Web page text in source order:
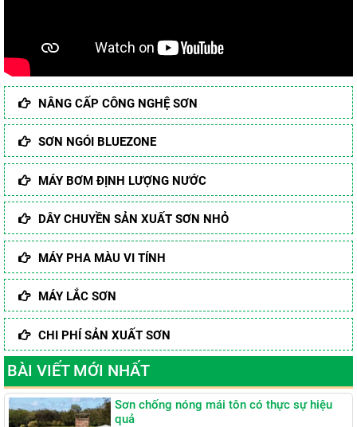
NÂNG CẤP CÔNG NGHỆ SƠN
SƠN NGÓI BLUEZONE
MÁY BƠM ĐỊNH LƯỢNG NƯỚC
DÂY CHUYỀN SẢN XUẤT SƠN NHỎ
MÁY PHA MÀU VI TÍNH
MÁY LẮC SƠN
CHI PHÍ SẢN XUẤT SƠN
BÀI VIẾT MỚI NHẤT
Sơn chống nóng mái tôn có thực sự hiệu
quả